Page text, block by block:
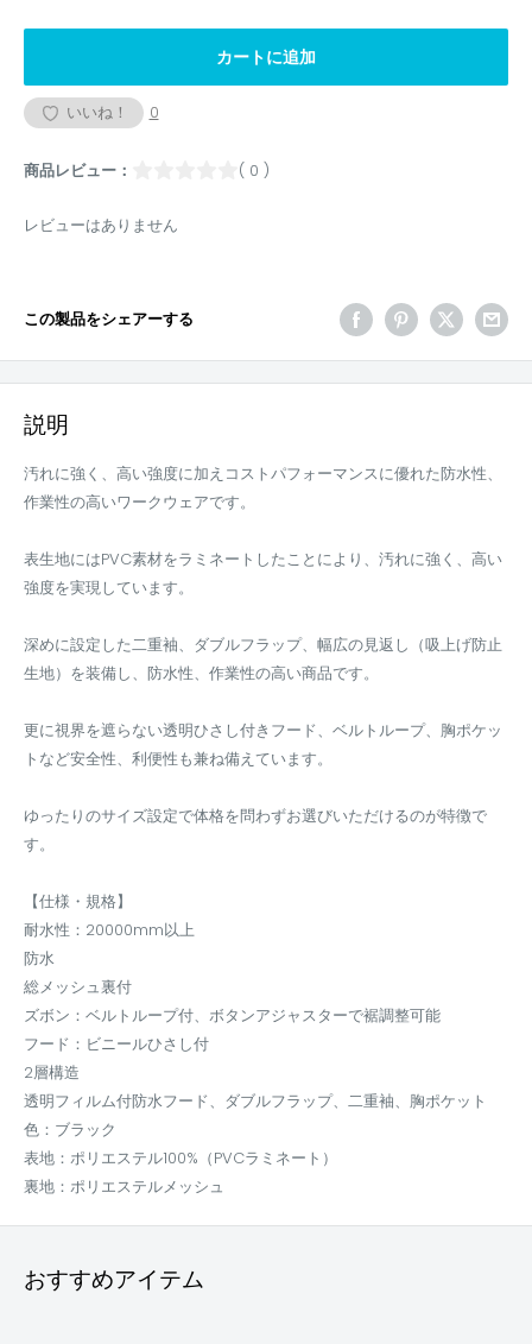
カートに追加
いいね！ 0
商品レビュー： ( 0 )
レビューはありません
この製品をシェアーする
説明
汚れに強く、高い強度に加えコストパフォーマンスに優れた防水性、
作業性の高いワークウェアです。
表生地にはPVC素材をラミネートしたことにより、汚れに強く、高い
強度を実現しています。
深めに設定した二重袖、ダブルフラップ、幅広の見返し（吸上げ防止
生地）を装備し、防水性、作業性の高い商品です。
更に視界を遮らない透明ひさし付きフード、ベルトループ、胸ポケッ
トなど安全性、利便性も兼ね備えています。
ゆったりのサイズ設定で体格を問わずお選びいただけるのが特徴で
す。
【仕様・規格】
耐水性：20000mm以上
防水
総メッシュ裏付
ズボン：ベルトループ付、ボタンアジャスターで裾調整可能
フード：ビニールひさし付
2層構造
透明フィルム付防水フード、ダブルフラップ、二重袖、胸ポケット
色：ブラック
表地：ポリエステル100%（PVCラミネート）
裏地：ポリエステルメッシュ
おすすめアイテム